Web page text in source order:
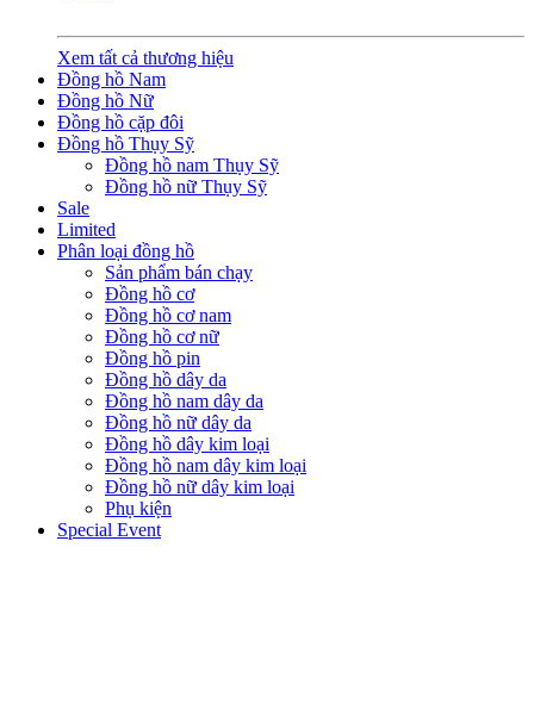
Xem tất cả thương hiệu
Đồng hồ Nam
Đồng hồ Nữ
Đồng hồ cặp đôi
Đồng hồ Thụy Sỹ
Đồng hồ nam Thụy Sỹ
Đồng hồ nữ Thụy Sỹ
Sale
Limited
Phân loại đồng hồ
Sản phẩm bán chạy
Đồng hồ cơ
Đồng hồ cơ nam
Đồng hồ cơ nữ
Đồng hồ pin
Đồng hồ dây da
Đồng hồ nam dây da
Đồng hồ nữ dây da
Đồng hồ dây kim loại
Đồng hồ nam dây kim loại
Đồng hồ nữ dây kim loại
Phụ kiện
Special Event